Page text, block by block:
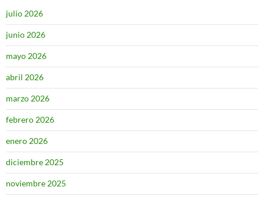
julio 2026
junio 2026
mayo 2026
abril 2026
marzo 2026
febrero 2026
enero 2026
diciembre 2025
noviembre 2025